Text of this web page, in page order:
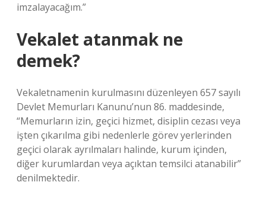
imzalayacağım.”
Vekalet atanmak ne
demek?
Vekaletnamenin kurulmasını düzenleyen 657 sayılı
Devlet Memurları Kanunu’nun 86. maddesinde,
“Memurların izin, geçici hizmet, disiplin cezası veya
işten çıkarılma gibi nedenlerle görev yerlerinden
geçici olarak ayrılmaları halinde, kurum içinden,
diğer kurumlardan veya açıktan temsilci atanabilir”
denilmektedir.